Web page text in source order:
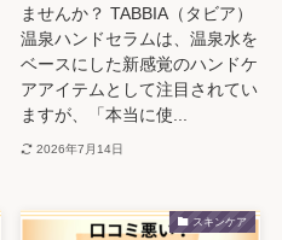
ませんか？ TABBIA（タビア）
温泉ハンドセラムは、温泉水を
ベースにした新感覚のハンドケ
アアイテムとして注目されてい
ますが、「本当に使...
2026年7月14日
スキンケア